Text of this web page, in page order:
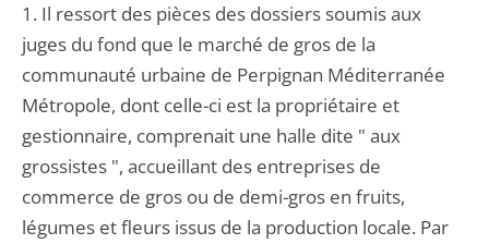
1. Il ressort des pièces des dossiers soumis aux
juges du fond que le marché de gros de la
communauté urbaine de Perpignan Méditerranée
Métropole, dont celle-ci est la propriétaire et
gestionnaire, comprenait une halle dite " aux
grossistes ", accueillant des entreprises de
commerce de gros ou de demi-gros en fruits,
légumes et fleurs issus de la production locale. Par